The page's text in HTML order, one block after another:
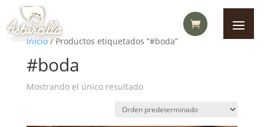
Inicio/ Productos etiquetados “#boda”
#boda
Mostrando el único resultado